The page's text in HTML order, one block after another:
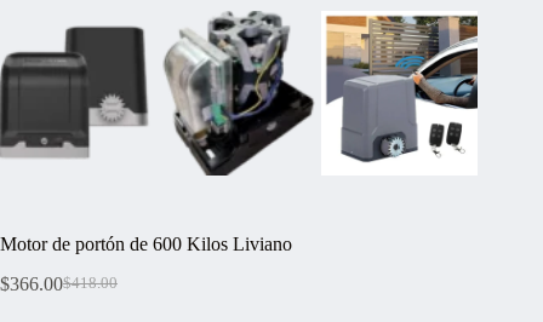
Motor de portón de 600 Kilos Liviano
$418.00
El
$366.00El